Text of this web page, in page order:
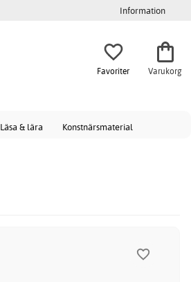
Information
Favoriter Varukorg
Läsa & lära Konstnärsmaterial